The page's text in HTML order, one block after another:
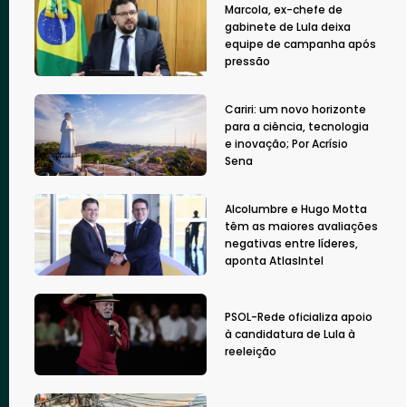
Marcola, ex-chefe de
gabinete de Lula deixa
equipe de campanha após
pressão
Cariri: um novo horizonte
para a ciência, tecnologia
e inovação; Por Acrísio
Sena
Alcolumbre e Hugo Motta
têm as maiores avaliações
negativas entre líderes,
aponta AtlasIntel
PSOL-Rede oficializa apoio
à candidatura de Lula à
reeleição